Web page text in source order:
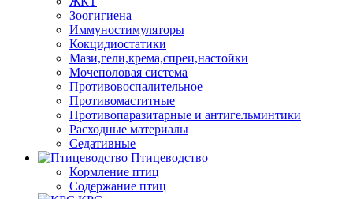
Зоогигиена
Иммуностимуляторы
Кокцидиостатики
Мази,гели,крема,спреи,настойки
Мочеполовая система
Противовоспалительное
Противомаститные
Противопаразитарные и антигельминтики
Расходные материалы
Седативные
Птицеводство
Кормление птиц
Содержание птиц